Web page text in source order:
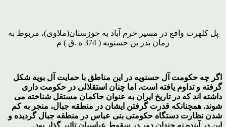
پل کلهرت واقع در مسیر خرم آباد به خوزستان(ملاوی)، مربوط به
زمان بدر بن حسنویه ( 374 ه .ق ) م
اگر چه حکومت آل حسنویه در این مناطق با حمایت آل بویه شکل
گرفته و تداوم یافته است، اما چنان استقلالی در حکومت داری
داشته اند که در تاریخ ایران به عنوان حاکمان مستقل شناخته می
شوند. همچنانکه قدرت گرفتن ایشان در منطقه جبال، منجر به کم
شدن نظارت دستگاه حکومتی بنی عباس در منطقه جبال گردیده و
این در آینده نه چندان دور در سقوط عباسیان تإثیر گذار بود.